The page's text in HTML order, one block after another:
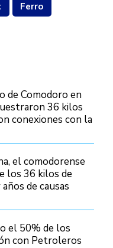
Ferro
de Comodoro en
36 kilos
conexiones con la
el comodorense
los 36 kilos de
de causas
el 50% de los
con Petroleros